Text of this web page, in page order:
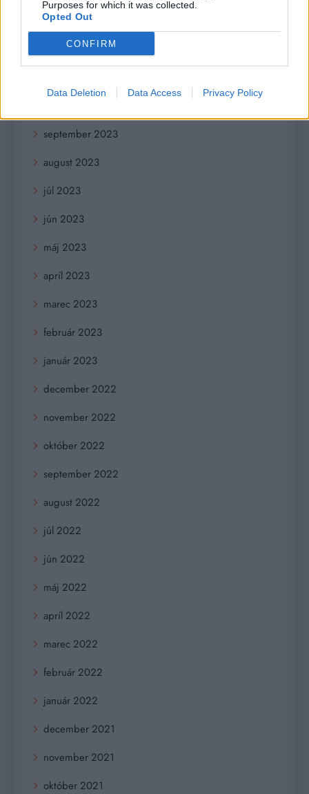
Purposes for which it was collected.
Opted Out
CONFIRM
Data Deletion Data Access Privacy Policy
február 2024
január 2024
september 2023
august 2023
júl 2023
jún 2023
máj 2023
apríl 2023
marec 2023
február 2023
január 2023
december 2022
november 2022
október 2022
september 2022
august 2022
júl 2022
jún 2022
máj 2022
apríl 2022
marec 2022
február 2022
január 2022
december 2021
november 2021
október 2021